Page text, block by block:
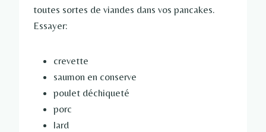
toutes sortes de viandes dans vos pancakes.
Essayer:
crevette
saumon en conserve
poulet déchiqueté
porc
lard